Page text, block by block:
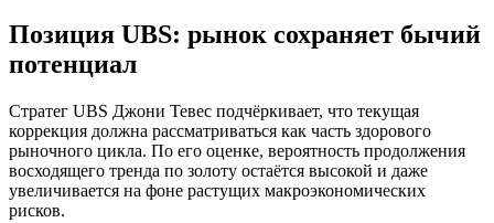
Позиция UBS: рынок сохраняет бычий
потенциал
Стратег UBS Джони Тевес подчёркивает, что текущая
коррекция должна рассматриваться как часть здорового
рыночного цикла. По его оценке, вероятность продолжения
восходящего тренда по золоту остаётся высокой и даже
увеличивается на фоне растущих макроэкономических
рисков.